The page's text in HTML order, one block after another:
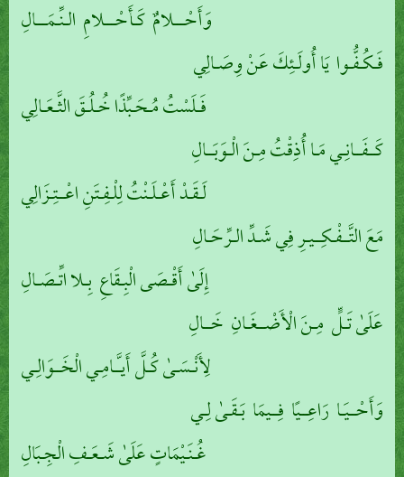
وَأَحْـــلامٌ كَـأَحْـــلامِ الـنِّـمَـــالِ
فَـكُـفُّـوا يَا أُولَـئِكَ عَنْ وِصَـالِي
فَـلَسْتُ مُـحَـبِّذًا خُـلُـقَ الثَّـعَـالِي
كَــفَــانِـي مَـا أُذِقْتُ مِـنَ الْـوَبَــالِ
لَـقَـدْ أَعْـلَـنْتُ لِلْـفِـتَنِ اعْــتِـزَالِي
مَعَ التَّــفْـكِــيـرِ فِي شَـدِّ الـرِّحَـالِ
إِلَىٰ أَقْـصَى الْبِـقَاعِ بِـلا اتِّـصَـالِ
عَلَىٰ تَـلٍّ مِـنَ الْأَضْــغَـانِ خَــالِ
لِأَنْـسَـىٰ كُـلَّ أَيـَّـامِـي الْخَــوَالِـي
وَأَحْــيَـا رَاعِــيًا فِــيمَا بَـقَـىٰ لِـي
غُـنَـيْمَاتٍ عَلَىٰ شَـعَـفِ الْجِـبَالِ